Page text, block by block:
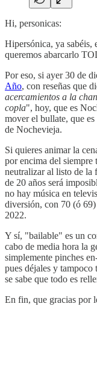
Hi, personicas:
Hipersónica, ya sabéis,
queremos abarcarlo
Por eso, si ayer 30 de
Año, con reseñas que
acercamientos a la
copla", hoy, que es
mover el bullate, que
de Nochevieja.
Si quieres animar la
por encima del siempre
neutralizar al listo de la
de 20 años será
no hay música en
diversión, con 70 (ó 69)
2022.
Y sí, "bailable" es un
cabo de media hora la
simplemente pinches
pues déjales y tampoco
se sabe que todo es
En fin, que gracias por